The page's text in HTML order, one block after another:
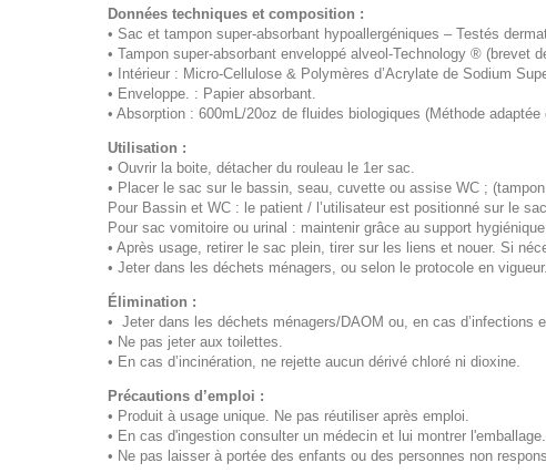
Données techniques et composition :
• Sac et tampon super-absorbant hypoallergéniques – Testés
• Tampon super-absorbant enveloppé alveol-Technology ® (brevet
• Intérieur : Micro-Cellulose & Polymères d’Acrylate de Sodium
• Enveloppe. : Papier absorbant.
• Absorption : 600mL/20oz de fluides biologiques (Méthode
Utilisation :
• Ouvrir la boite, détacher du rouleau le 1er sac.
• Placer le sac sur le bassin, seau, cuvette ou assise WC ;
Pour Bassin et WC : le patient / l’utilisateur est positionné sur le
Pour sac vomitoire ou urinal : maintenir grâce au support
• Après usage, retirer le sac plein, tirer sur les liens et nouer. Si
• Jeter dans les déchets ménagers, ou selon le protocole en vigueur.
Élimination :
• Jeter dans les déchets ménagers/DAOM ou, en cas d’infections
• Ne pas jeter aux toilettes.
• En cas d’incinération, ne rejette aucun dérivé chloré ni dioxine.
Précautions d’emploi :
• Produit à usage unique. Ne pas réutiliser après emploi.
• En cas d'ingestion consulter un médecin et lui montrer l'emballage.
• Ne pas laisser à portée des enfants ou des personnes non